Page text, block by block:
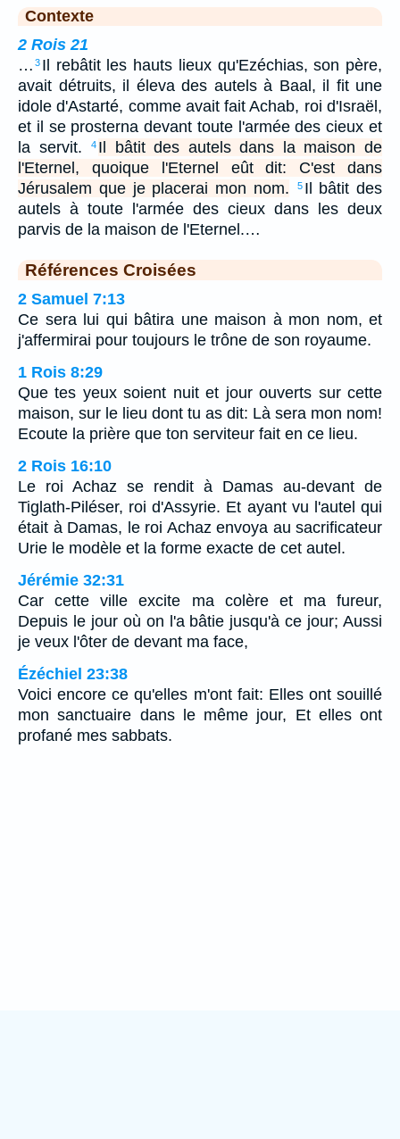
Contexte
2 Rois 21
… 3 Il rebâtit les hauts lieux qu'Ezéchias, son père,
avait détruits, il éleva des autels à Baal, il fit une
idole d'Astarté, comme avait fait Achab, roi d'Israël,
et il se prosterna devant toute l'armée des cieux et
la servit.
4 Il bâtit des autels dans la maison de
l'Eternel, quoique l'Eternel eût dit: C'est dans
Jérusalem que je placerai mon nom.
5 Il bâtit des
autels à toute l'armée des cieux dans les deux
parvis de la maison de l'Eternel.…
Références Croisées
2 Samuel 7:13
Ce sera lui qui bâtira une maison à mon nom, et
j'affermirai pour toujours le trône de son royaume.
1 Rois 8:29
Que tes yeux soient nuit et jour ouverts sur cette
maison, sur le lieu dont tu as dit: Là sera mon nom!
Ecoute la prière que ton serviteur fait en ce lieu.
2 Rois 16:10
Le roi Achaz se rendit à Damas au-devant de
Tiglath-Piléser, roi d'Assyrie. Et ayant vu l'autel qui
était à Damas, le roi Achaz envoya au sacrificateur
Urie le modèle et la forme exacte de cet autel.
Jérémie 32:31
Car cette ville excite ma colère et ma fureur,
Depuis le jour où on l'a bâtie jusqu'à ce jour; Aussi
je veux l'ôter de devant ma face,
Ézéchiel 23:38
Voici encore ce qu'elles m'ont fait: Elles ont souillé
mon sanctuaire dans le même jour, Et elles ont
profané mes sabbats.